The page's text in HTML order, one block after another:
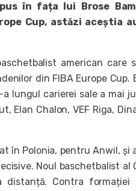
în fața lui Brose
Cup, astăzi aceștia
american care
din FIBA Europe Cup.
lungul carierei sale a mai
Elan Chalon, VEF Riga,
în Polonia, pentru Anwil, și
Noul baschetbalist al
distanță. Contra formației